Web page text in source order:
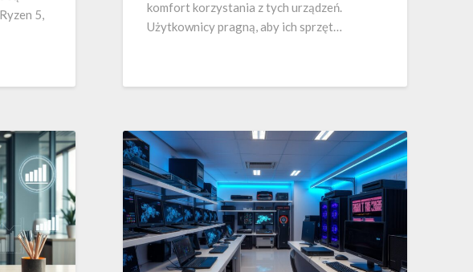
5,
komfort korzystania z tych urządzeń.
Użytkownicy pragną, aby ich sprzęt…